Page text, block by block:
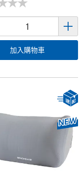
★★
★★
加入購物車